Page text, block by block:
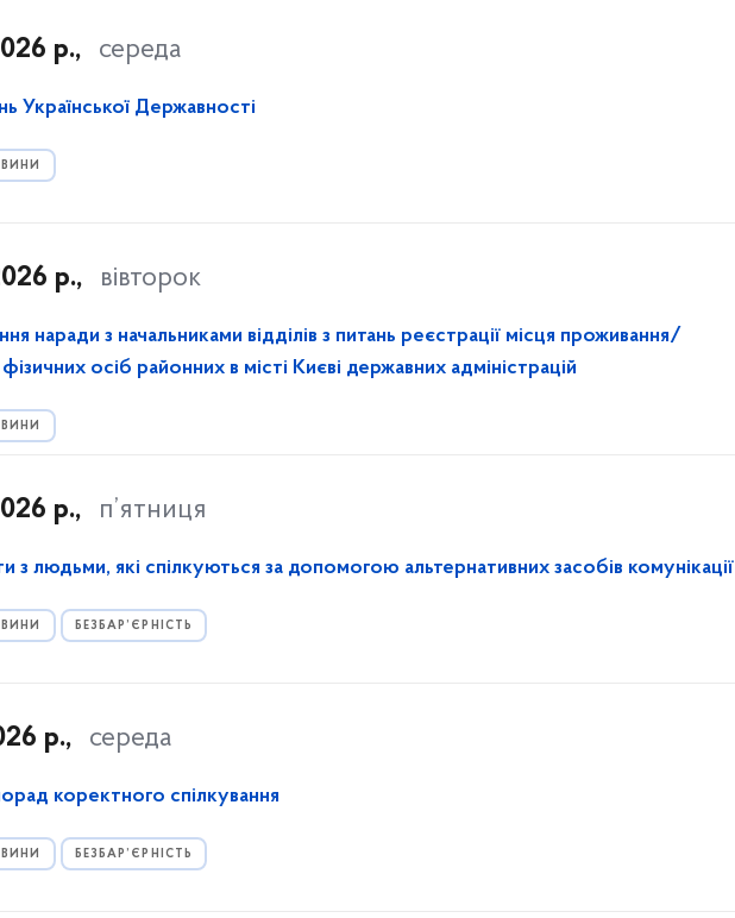
р., середа
Української Державності
р., вівторок
наради з начальниками відділів з питань реєстрації місця проживання/
осіб районних в місті Києві державних адміністрацій
р., п’ятниця
з людьми, які спілкуються за допомогою альтернативних засобів комунікації
БЕЗБАР’ЄРНІСТЬ
р., середа
коректного спілкування
БЕЗБАР’ЄРНІСТЬ